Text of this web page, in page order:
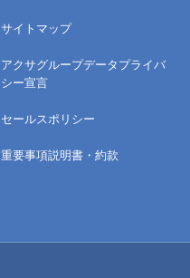
サイトマップ
アクサグループデータプライバ
シー宣言
セールスポリシー
重要事項説明書・約款